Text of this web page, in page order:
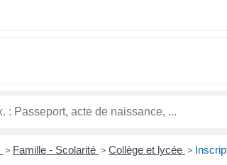
> Famille - Scolarité > Collège et lycée >